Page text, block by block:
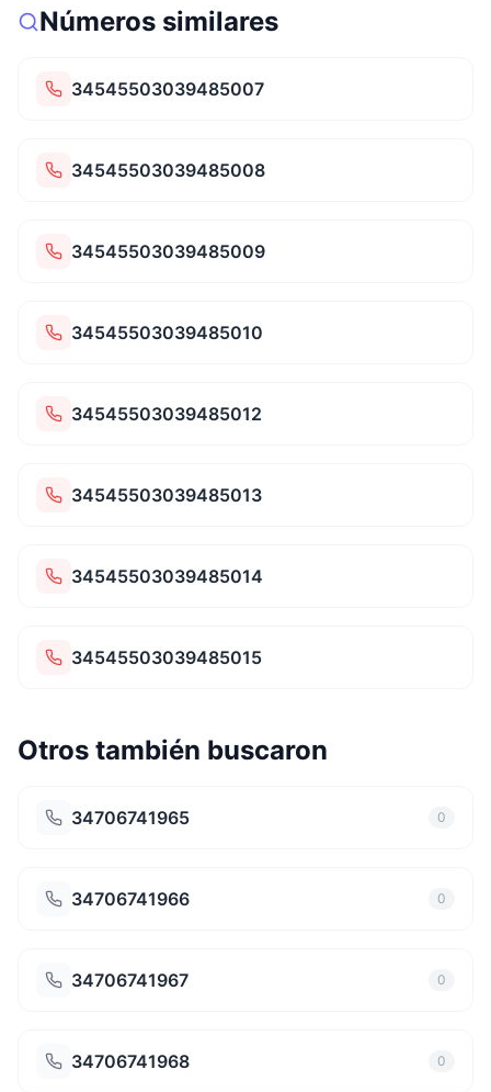
Números similares
34545503039485007
34545503039485008
34545503039485009
34545503039485010
34545503039485012
34545503039485013
34545503039485014
34545503039485015
Otros también buscaron
34706741965 0
34706741966 0
34706741967 0
34706741968 0